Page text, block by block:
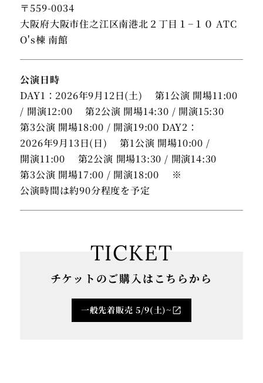
〒559-0034
大阪府大阪市住之江区南港北２丁目１−１０ ATC
O's棟 南館
公演日時
DAY1：2026年9月12日(土) 第1公演 開場11:00
/ 開演12:00 第2公演 開場14:30 / 開演15:30
第3公演 開場18:00 / 開演19:00 DAY2：
2026年9月13日(日) 第1公演 開場10:00 /
開演11:00 第2公演 開場13:30 / 開演14:30
第3公演 開場17:00 / 開演18:00 ※
公演時間は約90分程度を予定
TICKET
チケットのご購入はこちらから
一般先着販売 5/9(土)~